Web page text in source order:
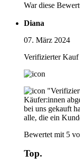
War diese
Diana
07. März 2024
Verifizierter Kauf
Käufer:innen
bei uns gekauft
alle, die ein
Bewertet mit 5
Top.